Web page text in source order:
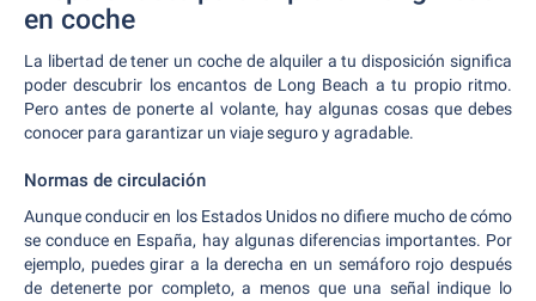
en coche
La libertad de tener un coche de alquiler a tu disposición significa
poder descubrir los encantos de Long Beach a tu propio ritmo.
Pero antes de ponerte al volante, hay algunas cosas que debes
conocer para garantizar un viaje seguro y agradable.
Normas de circulación
Aunque conducir en los Estados Unidos no difiere mucho de cómo
se conduce en España, hay algunas diferencias importantes. Por
ejemplo, puedes girar a la derecha en un semáforo rojo después
de detenerte por completo, a menos que una señal indique lo